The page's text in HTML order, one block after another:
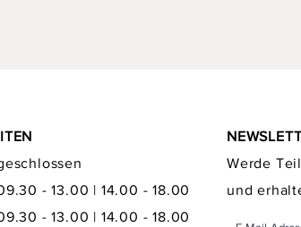
- 13.00 | 14.00 - 18.00
- 13.00 | 14.00 - 18.00
Werde
und